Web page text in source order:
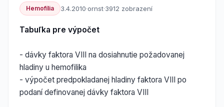
Hemofília 3.4.2010·ornst·3912 zobrazení
Tabuľka pre výpočet
- dávky faktora VIII na dosiahnutie požadovanej
hladiny u hemofilika
- výpočet predpokladanej hladiny faktora VIII po
podaní definovanej dávky faktora VIII